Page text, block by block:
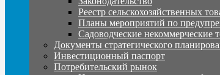
Реестр сельскохозяйственных
Планы мероприятий по
Садоводческие некоммерческие
Документы стратегического
Инвестиционный паспорт
Потребительский рынок